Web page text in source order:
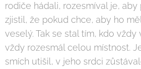
rodiče hádali, rozesmíval je, aby
zjistil, že pokud chce, aby ho
veselý. Tak se stal tím, kdo vždy
vždy rozesmál celou místnost.
smích utišil, v jeho srdci